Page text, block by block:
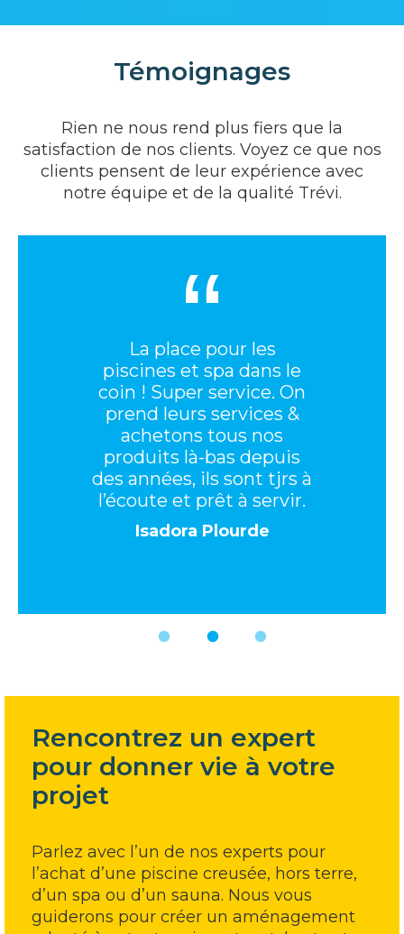
Témoignages
Rien ne nous rend plus fiers que la
satisfaction de nos clients. Voyez ce que nos
clients pensent de leur expérience avec
notre équipe et de la qualité Trévi.
“
La place pour les
piscines et spa dans le
coin ! Super service. On
prend leurs services &
achetons tous nos
produits là-bas depuis
des années, ils sont tjrs à
l’écoute et prêt à servir.
Isadora Plourde
Rencontrez un expert
pour donner vie à votre
projet
Parlez avec l’un de nos experts pour
l’achat d’une piscine creusée, hors terre,
d’un spa ou d’un sauna. Nous vous
guiderons pour créer un aménagement